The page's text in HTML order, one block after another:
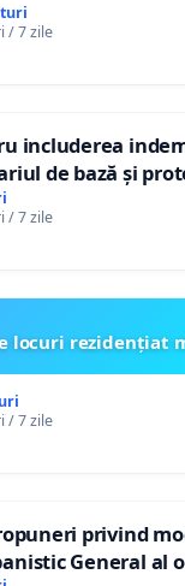
/ 7 zile
includerea
de bază și
vechime pentru
/ 7 zile
locuri rezidențiat
/ 7 zile
privind
General al